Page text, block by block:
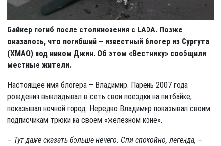
Байкер погиб после столкновения с LADA. Позже
оказалось, что погибший – известный блогер из Сургута
(ХМАО) под ником Джин. Об этом «Вестнику» сообщили
местные жители.
Настоящее имя блогера – Владимир. Парень 2007 года
рождения выкладывал в сеть свои поездки на питбайке,
показывал ночной город. Нередко Владимир показывал своим
подписчикам трюки на своем «железном коне».
– Тут даже сказать больше нечего. Спи спокойно, легенда, –